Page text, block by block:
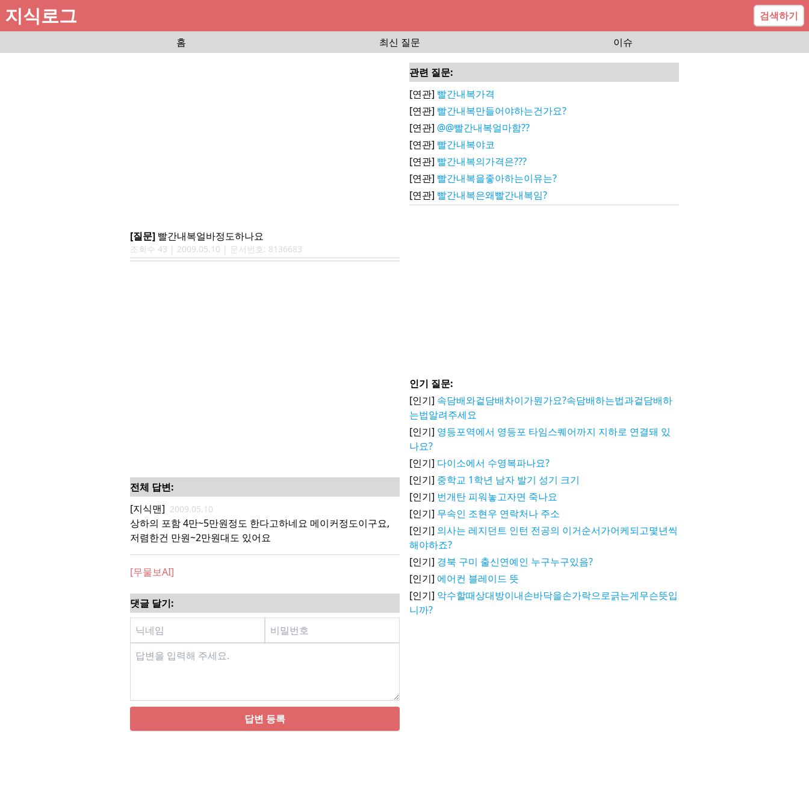
지식로그
검색하기
홈
최신 질문 이슈
[질문] 빨간내복얼바정도하나요
조회수 43 | 2009.05.10 | 문서번호: 8136683
전체 답변:
[지식맨] 2009.05.10
상하의 포함 4만~5만원정도 한다고하네요 메이커정도이구요,
저렴한건 만원~2만원대도 있어요
[무물보AI]
댓글 달기:
답변 등록
관련 질문:
[연관] 빨간내복가격
[연관] 빨간내복만들어야하는건가요?
[연관] @@빨간내복얼마함??
[연관] 빨간내복야코
[연관] 빨간내복의가격은???
[연관] 빨간내복을좋아하는이유는?
[연관] 빨간내복은왜빨간내복임?
인기 질문:
[인기] 속담배와겉담배차이가뭔가요?속담배하는법과겉담배하
는법알려주세요
[인기] 영등포역에서 영등포 타임스퀘어까지 지하로 연결돼 있
나요?
[인기] 다이소에서 수영복파나요?
[인기] 중학교 1학년 남자 발기 성기 크기
[인기] 번개탄 피워놓고자면 죽나요
[인기] 무속인 조현우 연락처나 주소
[인기] 의사는 레지던트 인턴 전공의 이거순서가어케되고몇년씩
해야하죠?
[인기] 경북 구미 출신연예인 누구누구있음?
[인기] 에어컨 블레이드 뜻
[인기] 악수할때상대방이내손바닥을손가락으로긁는게무슨뜻입
니까?